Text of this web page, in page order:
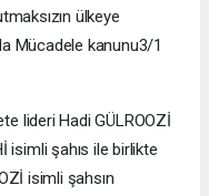
ülkeye
Mücadele kanunu3/1
lideri Hadi GÜLROOZİ
isimli şahıs ile birlikte
isimli şahsın